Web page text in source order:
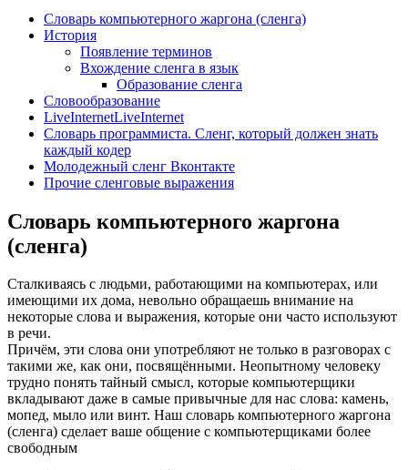
Словарь компьютерного жаргона (сленга)
История
Появление терминов
Вхождение сленга в язык
Образование сленга
Словообразование
LiveInternetLiveInternet
Словарь программиста. Сленг, который должен знать
каждый кодер
Молодежный сленг Вконтакте
Прочие сленговые выражения
Словарь компьютерного жаргона
(сленга)
Сталкиваясь с людьми, работающими на компьютерах, или
имеющими их дома, невольно обращаешь внимание на
некоторые слова и выражения, которые они часто используют
в речи.
Причём, эти слова они употребляют не только в разговорах с
такими же, как они, посвящёнными. Неопытному человеку
трудно понять тайный смысл, которые компьютерщики
вкладывают даже в самые привычные для нас слова: камень,
мопед, мыло или винт. Наш словарь компьютерного жаргона
(сленга) сделает ваше общение с компьютерщиками более
свободным